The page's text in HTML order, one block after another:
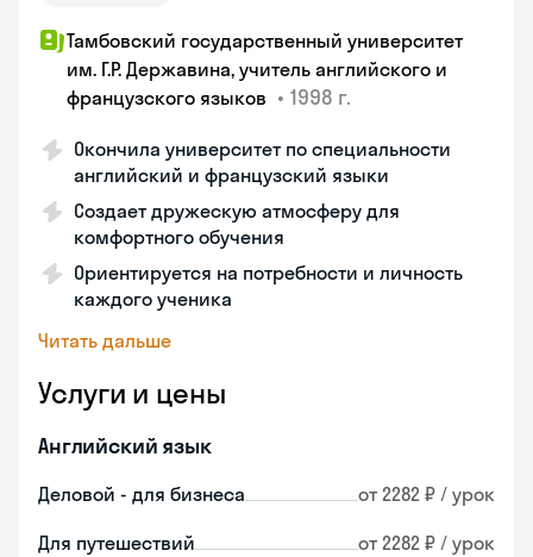
Тамбовский государственный университет
им. Г.Р. Державина, учитель английского и
французского языков • 1998 г.
Окончила университет по специальности
английский и французский языки
Создает дружескую атмосферу для
комфортного обучения
Ориентируется на потребности и личность
каждого ученика
Читать дальше
Услуги и цены
Английский язык
Деловой - для бизнеса от 2282 ₽ / урок
Для путешествий от 2282 ₽ / урок